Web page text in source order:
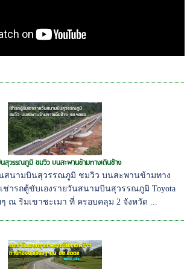
นสุวรรณภูมิ ชมวิว บนสะพานข้ามทางเดินช้าง
นสนามบินสุวรรณภูมิ ชมวิว บนสะพานข้ามทาง
เช่ารถตู้ขับเองรายวันสนามบินสุวรรณภูมิ Toyota
ๆ ณ ริมเขาชะเมา ที่ ครอบคลุม 2 จังหวัด ...